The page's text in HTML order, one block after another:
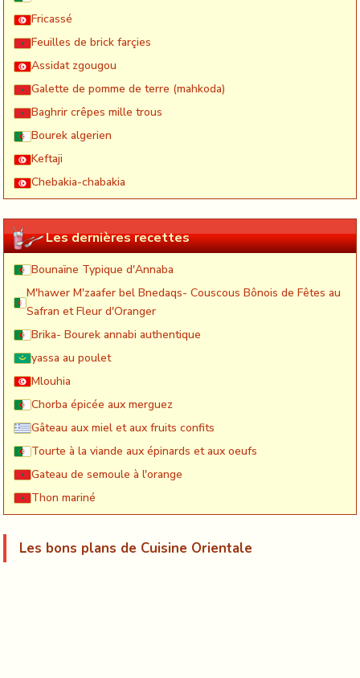
Fricassé
Feuilles de brick farçies
Assidat zgougou
Galette de pomme de terre (mahkoda)
Baghrir crêpes mille trous
Bourek algerien
Keftaji
Chebakia-chabakia
Les dernières recettes
Bounaïne Typique d'Annaba
M'hawer M'zaafer bel Bnedaqs- Couscous Bônois de Fêtes au
Safran et Fleur d'Oranger
Brika- Bourek annabi authentique
yassa au poulet
Mlouhia
Chorba épicée aux merguez
Gâteau aux miel et aux fruits confits
Tourte à la viande aux épinards et aux oeufs
Gateau de semoule à l'orange
Thon mariné
Les bons plans de Cuisine Orientale